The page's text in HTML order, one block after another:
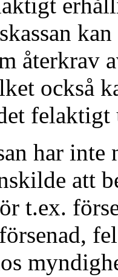
återkrav
också
har
att
t.ex.